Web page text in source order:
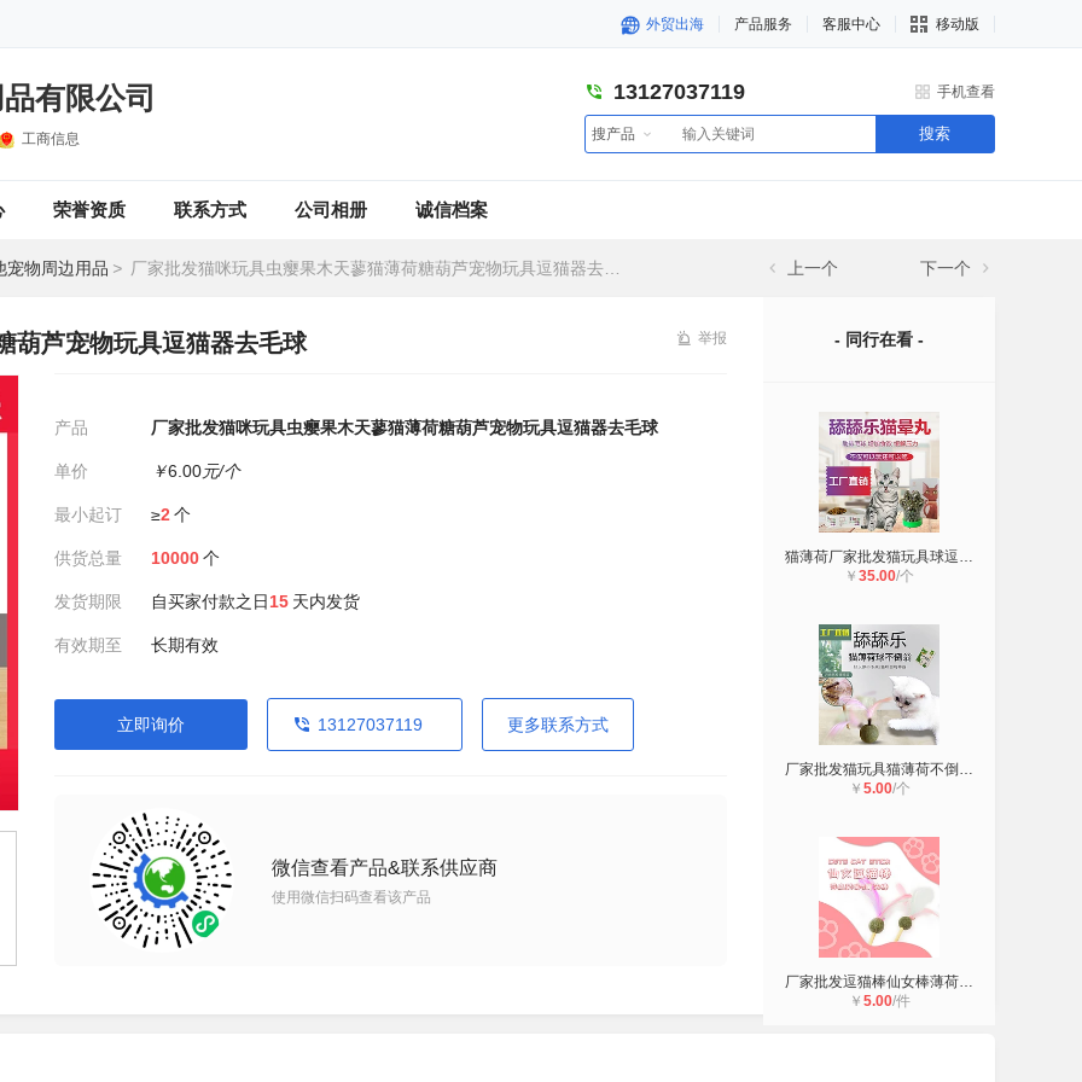
外贸出海 产品服务 客服中心 移动版
有限公司
工商信息
13127037119 手机查看
搜产品 搜索
荣誉资质 联系方式 公司相册 诚信档案
宠物周边用品 > 厂家批发猫咪玩具虫瘿果木天蓼猫薄荷糖葫芦宠物玩具逗猫器去毛球 上一个 下一个
葫芦宠物玩具逗猫器去毛球 举报
产品 厂家批发猫咪玩具虫瘿果木天蓼猫薄荷糖葫芦宠物玩具逗猫器去毛球
单价 ￥6.00元/个
最小起订 ≥2 个
供货总量 10000个
发货期限 自买家付款之日15 天内发货
有效期至 长期有效
立即询价 13127037119 更多联系方式
微信查看产品&联系供应商
使用微信扫码查看该产品
- 同行在看 -
猫薄荷厂家批发猫玩具球逗猫玩具幼猫
￥ 35.00/个
厂家批发猫玩具猫薄荷不倒翁羽毛逗猫
￥ 5.00/个
厂家批发逗猫棒仙女棒薄荷球羽毛铃铛
￥ 5.00/件